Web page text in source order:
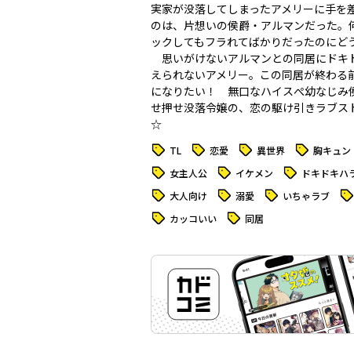
実家が没落してしまったアメリーに手を
のは、片想いの侯爵・アルマンだった。
ックしてもフラれてばかりだったのにど
思いがけないアルマンとの同居にドキ
えられないアメリー。この同居が終わる
になりたい！ 無口なハイスぺ幼なじみ
せ押せ没落令嬢の、恋の駆け引きラブス
☆
タグ TL タグ 恋愛 タグ 異世界 タグ 胸キュン
タグ 女主人公 タグ イケメン タグ ドキドキハ
タグ 大人向け タグ 溺愛 タグ いちゃラブ タグ
タグ カッコいい タグ 同居